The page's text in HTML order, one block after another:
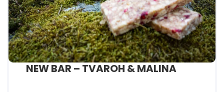
NEW BAR – TVAROH & MALINA